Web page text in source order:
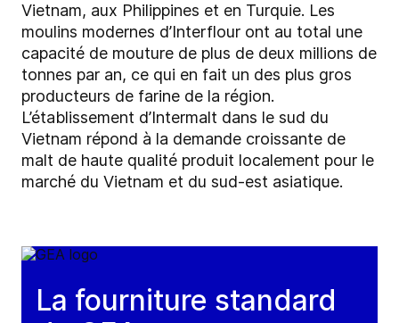
Vietnam, aux Philippines et en Turquie. Les
moulins modernes d’Interflour ont au total une
capacité de mouture de plus de deux millions de
tonnes par an, ce qui en fait un des plus gros
producteurs de farine de la région.
L’établissement d’Intermalt dans le sud du
Vietnam répond à la demande croissante de
malt de haute qualité produit localement pour le
marché du Vietnam et du sud-est asiatique.
La fourniture standard